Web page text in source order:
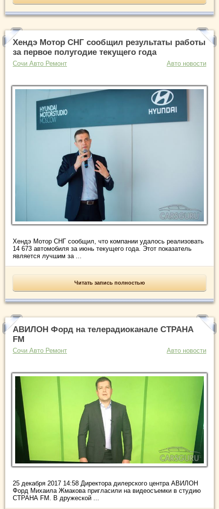
Хендэ Мотор СНГ сообщил результаты работы
за первое полугодие текущего года
Сочи Авто Ремонт Авто новости
Хендэ Мотор СНГ сообщил, что компании удалось реализовать
14 673 автомобиля за июнь текущего года. Этот показатель
является лучшим за ...
Читать запись полностью
АВИЛОН Форд на телерадиоканале СТРАНА
FM
Сочи Авто Ремонт Авто новости
25 декабря 2017 14:58 Директора дилерского центра АВИЛОН
Форд Михаила Жмакова пригласили на видеосъемки в студию
СТРАНА FM. В дружеской ...